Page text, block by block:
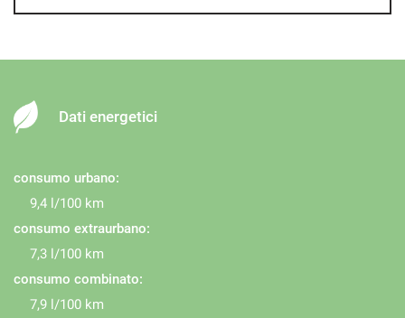
Dati energetici
consumo urbano:
9,4 l/100 km
consumo extraurbano:
7,3 l/100 km
consumo combinato:
7,9 l/100 km